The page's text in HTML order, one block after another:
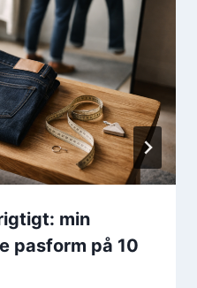
min
pasform på 10